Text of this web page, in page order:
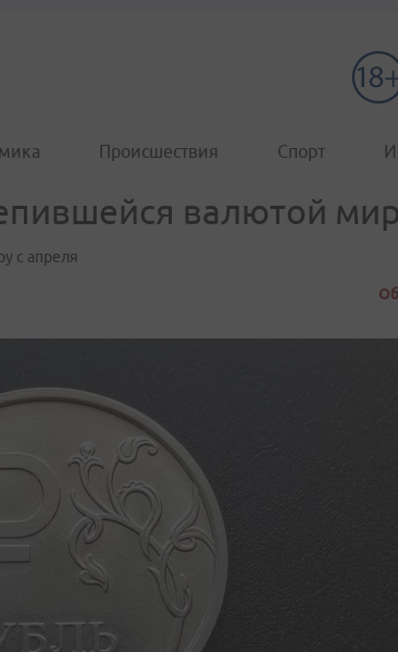
Происшествия Спорт
валютой
с апреля